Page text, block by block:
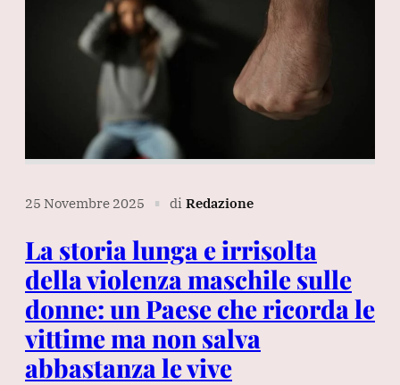
25 Novembre 2025 ∎ di Redazione
La storia lunga e irrisolta
della violenza maschile sulle
donne: un Paese che ricorda le
vittime ma non salva
abbastanza le vive